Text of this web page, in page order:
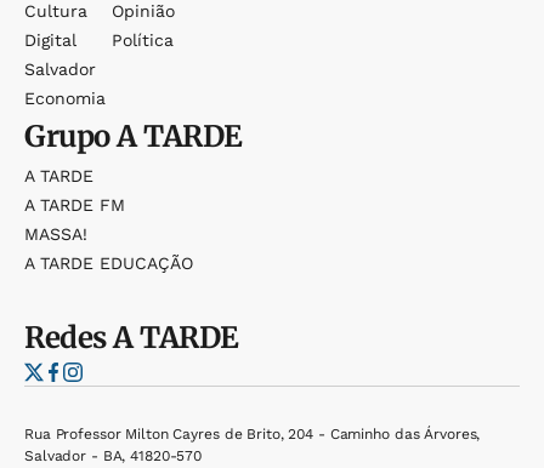
Cultura
Digital
Salvador
Economia
Opinião
Política
GrupoA TARDE
A TARDE
A TARDE FM
MASSA!
A TARDE EDUCAÇÃO
RedesA TARDE
Rua Professor Milton Cayres de Brito, 204 - Caminho das Árvores,
Salvador - BA, 41820-570